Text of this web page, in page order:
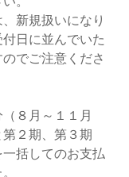
新規扱いになり
日に並んでいた
でご注意くださ
８月～１１月
２期、第３期
一括してのお支払